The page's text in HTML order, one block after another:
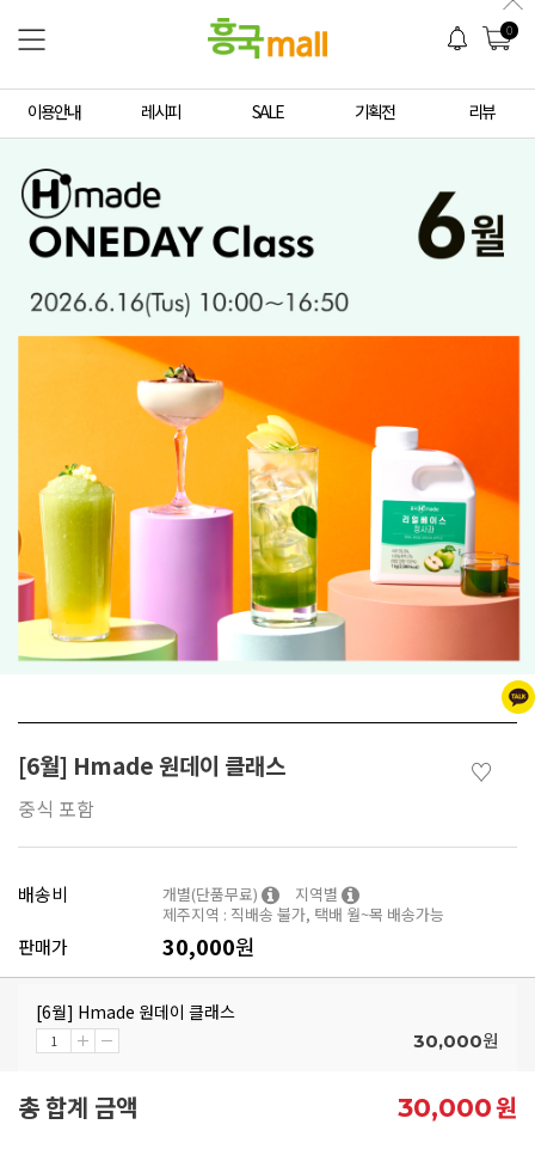
0
이용안내 레시피 SALE 기획전 리뷰
[6월] Hmade 원데이 클래스 ♡
중식 포함
배송비 개별(단품무료)
지역별
제주지역 : 직배송 불가, 택배 월~목 배송가능
판매가 30,000원
[6월] Hmade 원데이 클래스
30,000원
총 합계 금액 30,000원